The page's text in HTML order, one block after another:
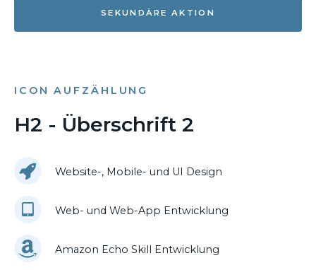
SEKUNDÄRE AKTION
ICON AUFZÄHLUNG
H2 - Überschrift 2
Website-, Mobile- und UI Design
Web- und Web-App Entwicklung
Amazon Echo Skill Entwicklung